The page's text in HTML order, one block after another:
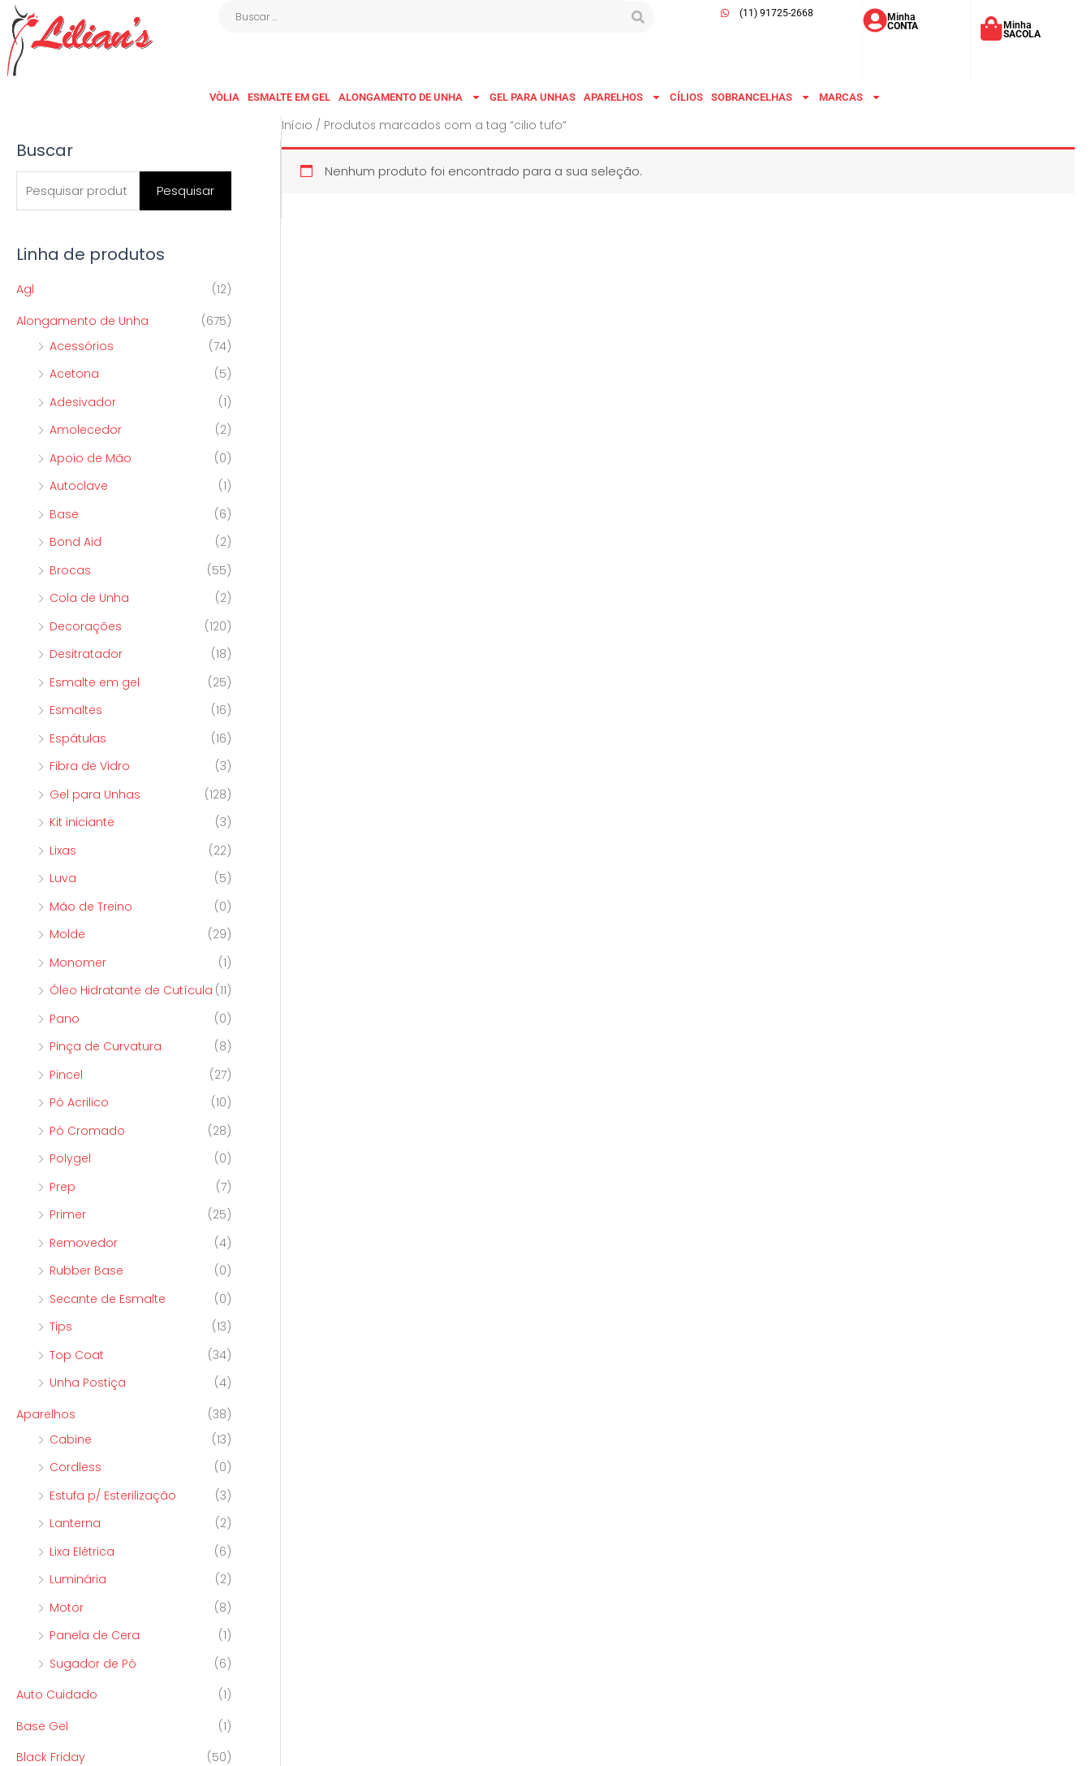
para
conteúdo
(11) 91725-2668 Minha
CONTA Minha
SACOLA
VÒLIA ESMALTE EM GEL ALONGAMENTO DE UNHA GEL PARA UNHAS APARELHOS CÍLIOS SOBRANCELHAS MARCAS
Buscar
P
e
u
a
Pesquisar
Linha de produtos
Agl
(12)
Alongamento de Unha
(675)
Acessórios
(74)
Acetona
(5)
Adesivador
(1)
Amolecedor
(2)
Apoio de Mão
(0)
Autoclave
(1)
Base
(6)
Bond Aid
(2)
Brocas
(55)
Cola de Unha
(2)
Decorações
(120)
Desitratador
(18)
Esmalte em gel
(25)
Esmaltes
(16)
Espátulas
(16)
Fibra de Vidro
(3)
Gel para Unhas
(128)
Kit iniciante
(3)
Lixas
(22)
Luva
(5)
Mão de Treino
(0)
Molde
(29)
Monomer
(1)
Óleo Hidratante de Cutícula (11)
Pano
(0)
Pinça de Curvatura
(8)
Pincel
(27)
Pó Acrilico
(10)
Pó Cromado
(28)
Polygel
(0)
Prep
(7)
Primer
(25)
Removedor
(4)
Rubber Base
(0)
Secante de Esmalte
(0)
Tips
(13)
Top Coat
(34)
Unha Postiça
(4)
Aparelhos
(38)
Cabine
(13)
Cordless
(0)
Estufa p/ Esterilização
(3)
Lanterna
(2)
Lixa Elétrica
(6)
Luminária
(2)
Motor
(8)
Panela de Cera
(1)
Sugador de Pó
(6)
Auto Cuidado
(1)
Base Gel
(1)
Black Friday
(50)
Início / Produtos marcados com a tag “cilio tufo”
Nenhum produto foi encontrado para a sua seleção.